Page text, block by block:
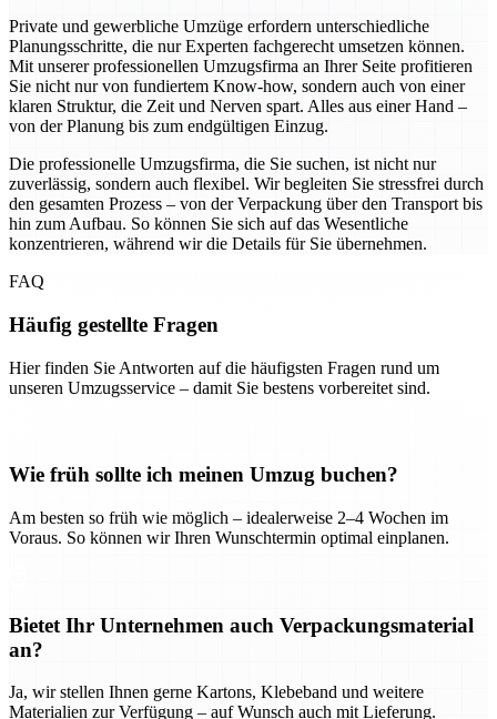
Private und gewerbliche Umzüge erfordern unterschiedliche
Planungsschritte, die nur Experten fachgerecht umsetzen können.
Mit unserer professionellen Umzugsfirma an Ihrer Seite profitieren
Sie nicht nur von fundiertem Know-how, sondern auch von einer
klaren Struktur, die Zeit und Nerven spart. Alles aus einer Hand –
von der Planung bis zum endgültigen Einzug.
Die professionelle Umzugsfirma, die Sie suchen, ist nicht nur
zuverlässig, sondern auch flexibel. Wir begleiten Sie stressfrei durch
den gesamten Prozess – von der Verpackung über den Transport bis
hin zum Aufbau. So können Sie sich auf das Wesentliche
konzentrieren, während wir die Details für Sie übernehmen.
FAQ
Häufig gestellte Fragen
Hier finden Sie Antworten auf die häufigsten Fragen rund um
unseren Umzugsservice – damit Sie bestens vorbereitet sind.
Wie früh sollte ich meinen Umzug buchen?
Am besten so früh wie möglich – idealerweise 2–4 Wochen im
Voraus. So können wir Ihren Wunschtermin optimal einplanen.
Bietet Ihr Unternehmen auch Verpackungsmaterial
an?
Ja, wir stellen Ihnen gerne Kartons, Klebeband und weitere
Materialien zur Verfügung – auf Wunsch auch mit Lieferung.